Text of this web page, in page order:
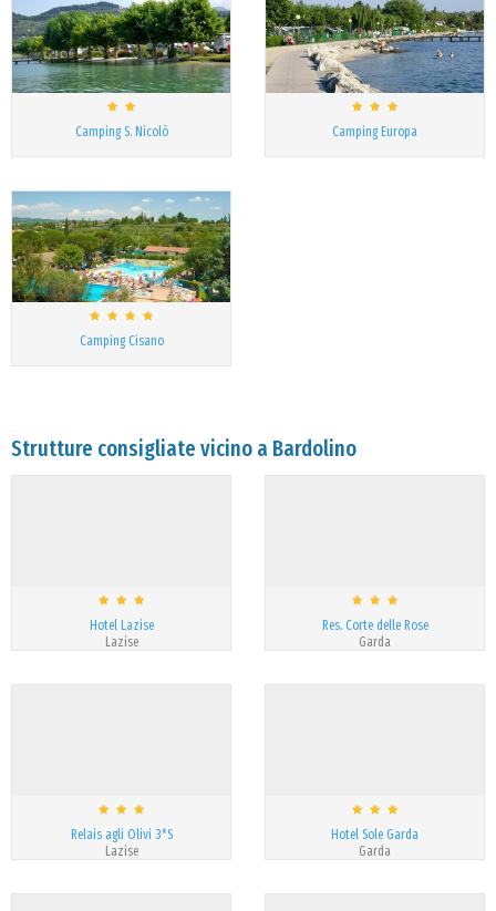
Camping S. Nicolò Camping Europa
Camping Cisano
Strutture consigliate vicino a Bardolino
Hotel Lazise
Lazise
Res. Corte delle Rose
Garda
Relais agli Olivi 3*S
Lazise
Hotel Sole Garda
Garda